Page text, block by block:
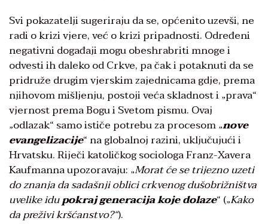
Svi pokazatelji sugeriraju da se, općenito uzevši, ne
radi o krizi vjere, već o krizi pripadnosti. Određeni
negativni događaji mogu obeshrabriti mnoge i
odvesti ih daleko od Crkve, pa čak i potaknuti da se
pridruže drugim vjerskim zajednicama gdje, prema
njihovom mišljenju, postoji veća skladnost i „prava“
vjernost prema Bogu i Svetom pismu. Ovaj
„odlazak“ samo ističe potrebu za procesom „nove
evangelizacije“ na globalnoj razini, uključujući i
Hrvatsku. Riječi katoličkog sociologa Franz-Xavera
Kaufmanna upozoravaju: „Morat će se trijezno uzeti
do znanja da sadašnji oblici crkvenog dušobrižništva
uvelike idupokraj generacija koje dolaze“ („Kako
da preživi kršćanstvo?“).